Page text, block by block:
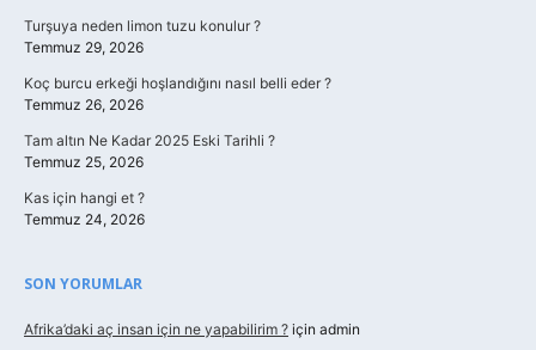
Turşuya neden limon tuzu konulur ?
Temmuz 29, 2026
Koç burcu erkeği hoşlandığını nasıl belli eder ?
Temmuz 26, 2026
Tam altın Ne Kadar 2025 Eski Tarihli ?
Temmuz 25, 2026
Kas için hangi et ?
Temmuz 24, 2026
SON YORUMLAR
Afrika’daki aç insan için ne yapabilirim ? için admin